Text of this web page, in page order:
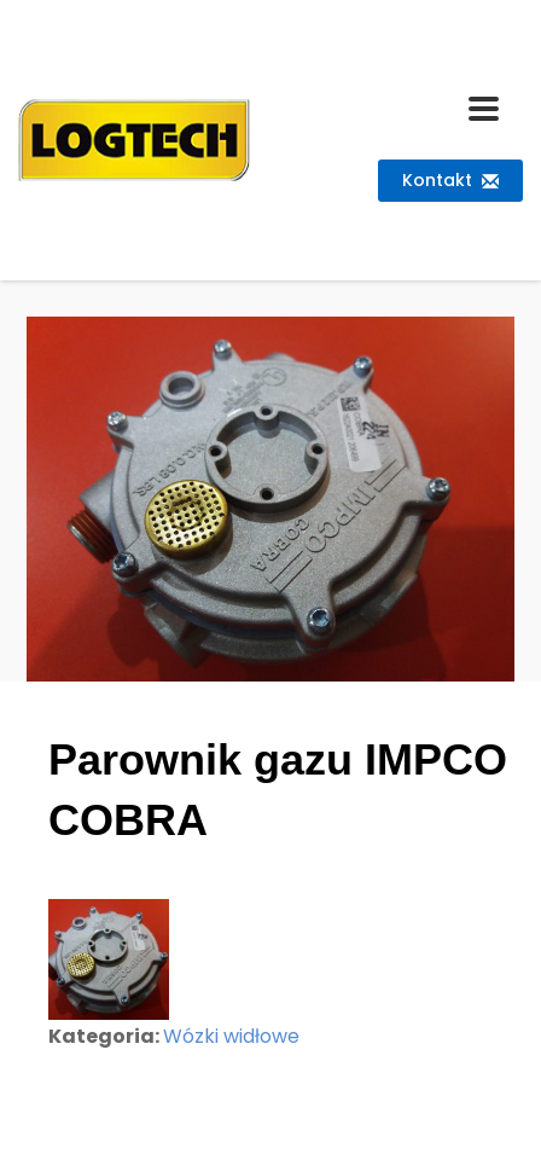
Kontakt
Parownik gazu IMPCO
COBRA
Kategoria:Wózki widłowe